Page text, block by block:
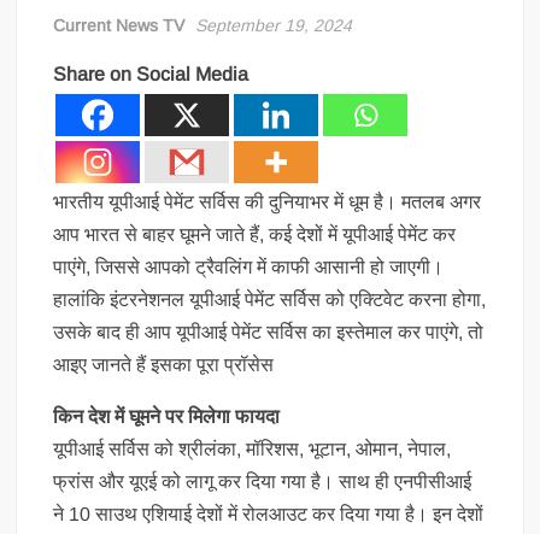
Current News TV September 19, 2024
Share on Social Media
भारतीय यूपीआई पेमेंट सर्विस की दुनियाभर में धूम है। मतलब अगर
आप भारत से बाहर घूमने जाते हैं, कई देशों में यूपीआई पेमेंट कर
पाएंगे, जिससे आपको ट्रैवलिंग में काफी आसानी हो जाएगी।
हालांकि इंटरनेशनल यूपीआई पेमेंट सर्विस को एक्टिवेट करना होगा,
उसके बाद ही आप यूपीआई पेमेंट सर्विस का इस्तेमाल कर पाएंगे, तो
आइए जानते हैं इसका पूरा प्रॉसेस
किन देश में घूमने पर मिलेगा फायदा
यूपीआई सर्विस को श्रीलंका, मॉरिशस, भूटान, ओमान, नेपाल,
फ्रांस और यूएई को लागू कर दिया गया है। साथ ही एनपीसीआई
ने 10 साउथ एशियाई देशों में रोलआउट कर दिया गया है। इन देशों